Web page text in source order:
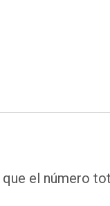
el número